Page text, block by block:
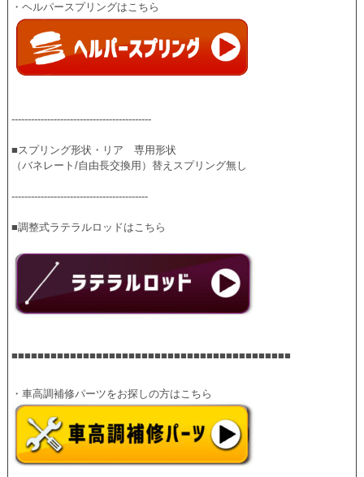
-------------------------------------------
■スプリング形状・リア　専用形状
（バネレート/自由長交換用）替えスプリング無し
------------------------------------------
■調整式ラテラルロッドはこちら
■■■■■■■■■■■■■■■■■■■■■■■■■■■■■■■■■■■■■■■■■■■
・車高調補修パーツをお探しの方はこちら